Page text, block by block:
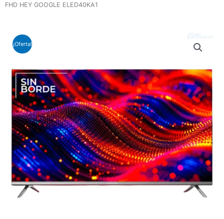
FHD HEY GOOGLE ELED40KA1
¡Oferta!